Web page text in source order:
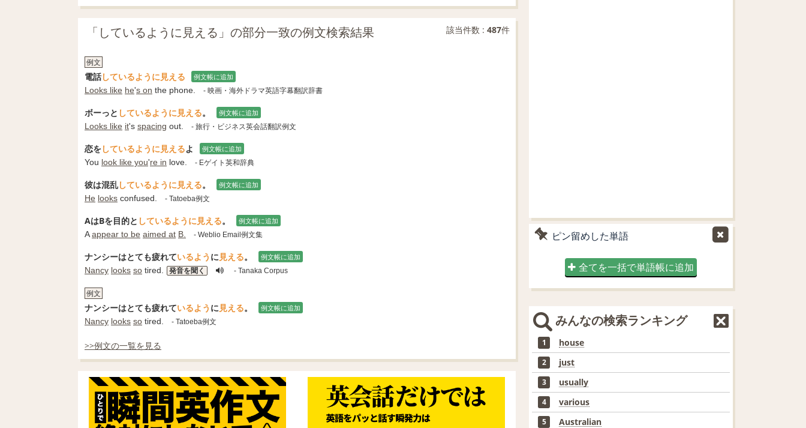
「しているように見える」の部分一致の例文検索結果 該当件数 : 487件
例文
電話しているように見える 例文帳に追加
Looks like he's on the phone. - 映画・海外ドラマ英語字幕翻訳辞書
ボーっと しているように見える。 例文帳に追加
Looks like it's spacing out. - 旅行・ビジネス英会話翻訳例文
恋をしているように見えるよ 例文帳に追加
You look like you're in love. - Eゲイト英和辞典
彼は混乱しているように見える。 例文帳に追加
He looks confused. - Tatoeba例文
AはBを目的と しているように見える。 例文帳に追加
Aappear to be aimed at B. - Weblio Email例文集
ナンシーはとても疲れているよう に見える。 例文帳に追加
Nancy looks so tired. 発音を聞く - Tanaka Corpus
例文
ナンシーはとても疲れているよう に見える。 例文帳に追加
Nancy looks so tired. - Tatoeba例文
>>例文の一覧を見る
ピン留めした単語
全てを一括で単語帳に追加
みんなの検索ランキング
1 house
2 just
3 usually
4 various
5 Australian